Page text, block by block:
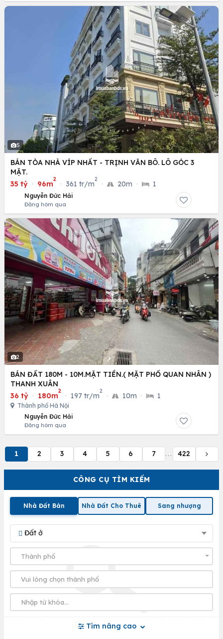
CÔNG CỤ TÌM KIẾM
Nhà Đất Bán Nhà Đất Cho Thuê Sang nhượng
Đất ở
Tìm nâng cao
5
BÁN TÒA NHÀ VÍP NHẤT - TRỊNH VĂN BÔ. LÔ GÓC 3
MẶT.
35 tỷ · 96m
2
· 361 tr/m
2
· 20m · 1
Nguyễn Đức Hải
Đăng hôm qua
2
BÁN ĐẤT 180M - 10M.MẶT TIỀN.( MẶT PHỐ QUAN NHÂN )
THANH XUÂN
36 tỷ · 180m
2
· 197 tr/m
2
· 10m · 1
Thành phố Hà Nội
Nguyễn Đức Hải
Đăng hôm qua
1 2 3 4 5 6 7 ... 422